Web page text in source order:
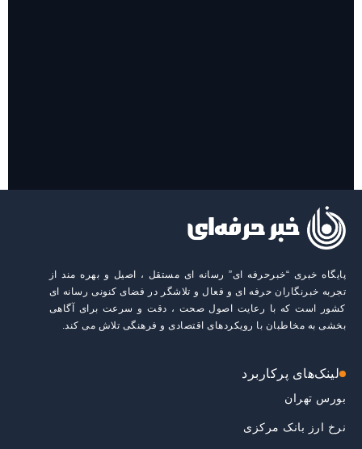
پایگاه خبری “خبرحرفه ای” رسانه ای مستقل ، اصیل و بهره مند از
تجربه خبرنگاران حرفه ای و فعال و تلاشگر در فضای کنونی رسانه ای
کشور است که با رعایت اصول صحت ، دقت و سرعت برای آگاهی
بخشی به مخاطبان با رویکردهای اقتصادی و فرهنگی تلاش می کند.
لینک‌های پرکاربرد
بورس تهران
نرخ ارز بانک مرکزی